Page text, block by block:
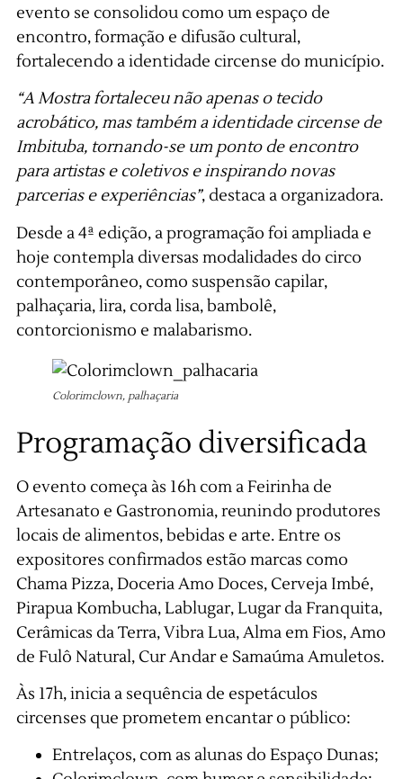
evento se consolidou como um espaço de
encontro, formação e difusão cultural,
fortalecendo a identidade circense do município.
“A Mostra fortaleceu não apenas o tecido
acrobático, mas também a identidade circense de
Imbituba, tornando-se um ponto de encontro
para artistas e coletivos e inspirando novas
parcerias e experiências”, destaca a organizadora.
Desde a 4ª edição, a programação foi ampliada e
hoje contempla diversas modalidades do circo
contemporâneo, como suspensão capilar,
palhaçaria, lira, corda lisa, bambolê,
contorcionismo e malabarismo.
Colorimclown, palhaçaria
Programação diversificada
O evento começa às 16h com a Feirinha de
Artesanato e Gastronomia, reunindo produtores
locais de alimentos, bebidas e arte. Entre os
expositores confirmados estão marcas como
Chama Pizza, Doceria Amo Doces, Cerveja Imbé,
Pirapua Kombucha, Lablugar, Lugar da Franquita,
Cerâmicas da Terra, Vibra Lua, Alma em Fios, Amo
de Fulô Natural, Cur Andar e Samaúma Amuletos.
Às 17h, inicia a sequência de espetáculos
circenses que prometem encantar o público:
Entrelaços, com as alunas do Espaço Dunas;